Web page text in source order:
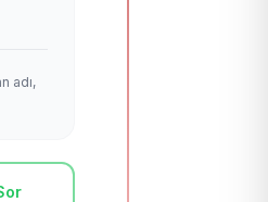
adı,